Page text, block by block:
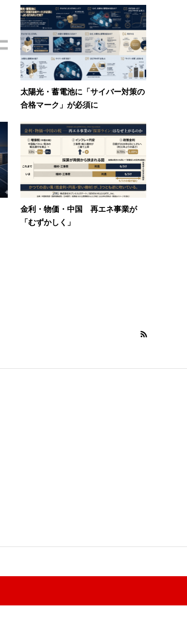
太陽光・蓄電池に「サイバー対策の
合格マーク」が必須に
金利・物価・中国 再エネ事業が
「むずかしく」